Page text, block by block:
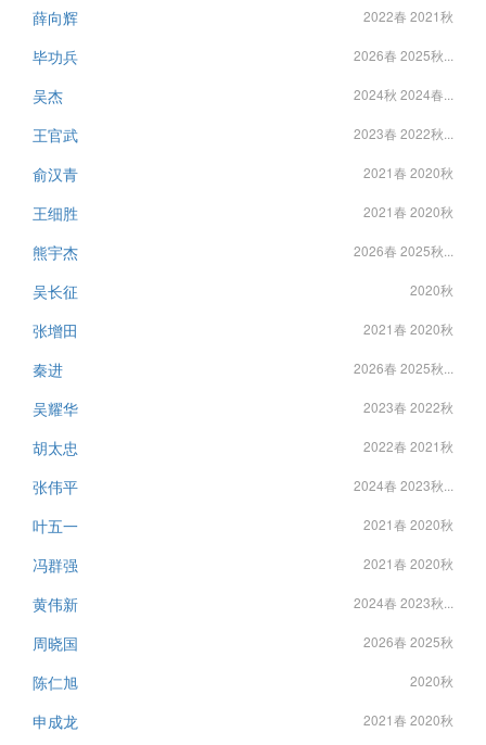
薛向辉 2022春 2021秋
毕功兵 2026春 2025秋...
吴杰 2024秋 2024春...
王官武 2023春 2022秋...
俞汉青 2021春 2020秋
王细胜 2021春 2020秋
熊宇杰 2026春 2025秋...
吴长征 2020秋
张增田 2021春 2020秋
秦进 2026春 2025秋...
吴耀华 2023春 2022秋
胡太忠 2022春 2021秋
张伟平 2024春 2023秋...
叶五一 2021春 2020秋
冯群强 2021春 2020秋
黄伟新 2024春 2023秋...
周晓国 2026春 2025秋
陈仁旭 2020秋
申成龙 2021春 2020秋